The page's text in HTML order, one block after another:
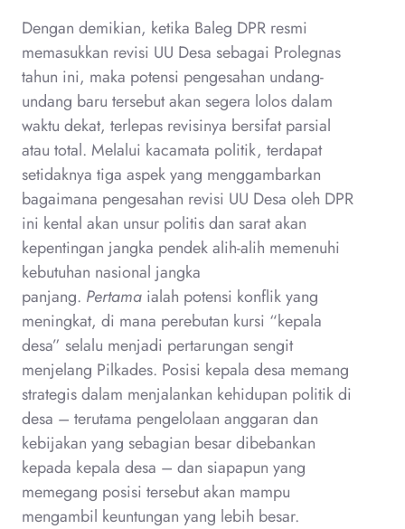
Dengan demikian, ketika Baleg DPR resmi
memasukkan revisi UU Desa sebagai Prolegnas
tahun ini, maka potensi pengesahan undang-
undang baru tersebut akan segera lolos dalam
waktu dekat, terlepas revisinya bersifat parsial
atau total. Melalui kacamata politik, terdapat
setidaknya tiga aspek yang menggambarkan
bagaimana pengesahan revisi UU Desa oleh DPR
ini kental akan unsur politis dan sarat akan
kepentingan jangka pendek alih-alih memenuhi
kebutuhan nasional jangka
panjang. Pertama ialah potensi konflik yang
meningkat, di mana perebutan kursi “kepala
desa” selalu menjadi pertarungan sengit
menjelang Pilkades. Posisi kepala desa memang
strategis dalam menjalankan kehidupan politik di
desa – terutama pengelolaan anggaran dan
kebijakan yang sebagian besar dibebankan
kepada kepala desa – dan siapapun yang
memegang posisi tersebut akan mampu
mengambil keuntungan yang lebih besar.